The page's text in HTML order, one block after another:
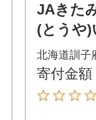
JAきた
(とうや
北海道訓子
寄付金額